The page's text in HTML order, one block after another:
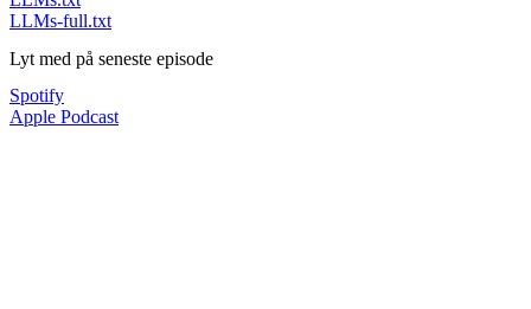
LLMs-full.txt
Lyt med på seneste episode
Spotify
Apple Podcast